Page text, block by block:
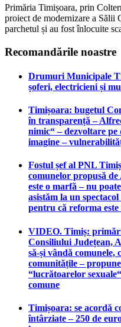
Primăria Timișoara, prin
proiect de modernizare a Sălii
parchetul și au fost înlocuite
Recomandările noastre
Drumuri Municipale
șoferi, electricieni și
Timișoara: bugetul
în transparență –
nimic“ – dezvoltare pe
imagine –
Fostul șef al PNL
comunelor propusă
este o marfă – nu
asistăm la un
pentru că reforma este
VIDEO. Timiș:
Consiliului Județean,
să-și vândă comunele,
comunitățile –
“lucrătoarelor
comune
Timișoara: se acordă
întârziate – 250 de